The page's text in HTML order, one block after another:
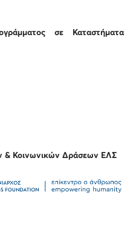
σε Καταστήματα
& Κοινωνικών Δράσεων ΕΛΣ